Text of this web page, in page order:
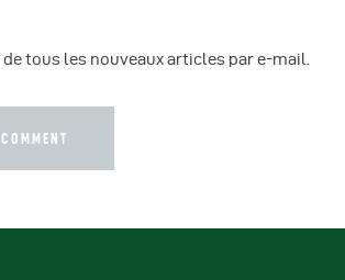
tous les nouveaux articles par e-mail.